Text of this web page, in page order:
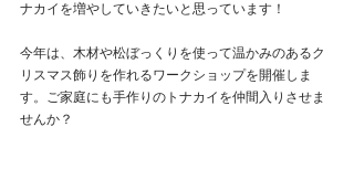
ナカイを増やしていきたいと思っています！
今年は、木材や松ぼっくりを使って温かみのあるク
リスマス飾りを作れるワークショップを開催しま
す。ご家庭にも手作りのトナカイを仲間入りさせま
せんか？